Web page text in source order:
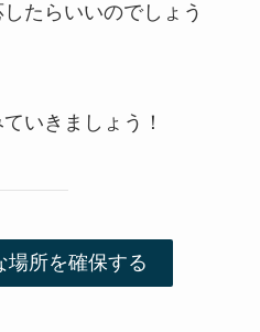
たらいいのでしょう
いきましょう！
場所を確保する